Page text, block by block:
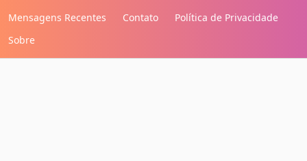
Mensagens Recentes
Contato
Política de Privacidade
Sobre